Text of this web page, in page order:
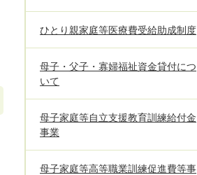
ひとり親家庭等医療費受給助成制度
母子・父子・寡婦福祉資金貸付につ
いて
母子家庭等自立支援教育訓練給付金
事業
母子家庭等高等職業訓練促進費等事